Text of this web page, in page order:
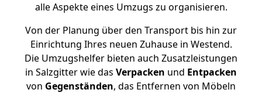
alle Aspekte eines Umzugs zu organisieren.
Von der Planung über den Transport bis hin zur
Einrichtung Ihres neuen Zuhause in Westend.
Die Umzugshelfer bieten auch Zusatzleistungen
in Salzgitter wie das Verpacken und Entpacken
von Gegenständen, das Entfernen von Möbeln